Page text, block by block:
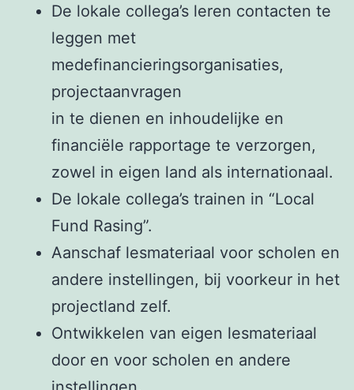
De lokale collega’s leren contacten te
leggen met
medefinancieringsorganisaties,
projectaanvragen
in te dienen en inhoudelijke en
financiële rapportage te verzorgen,
zowel in eigen land als internationaal.
De lokale collega’s trainen in “Local
Fund Rasing”.
Aanschaf lesmateriaal voor scholen en
andere instellingen, bij voorkeur in het
projectland zelf.
Ontwikkelen van eigen lesmateriaal
door en voor scholen en andere